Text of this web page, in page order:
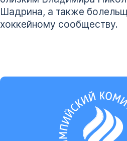
Шадрина, а также
хоккейному сообществу.